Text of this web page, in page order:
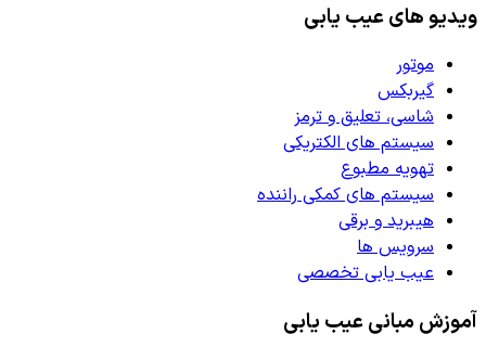
ویدیو های عیب یابی
موتور
گیربکس
شاسی، تعلیق و ترمز
سیستم های الکتریکی
تهویه مطبوع
سیستم های کمکی راننده
هیبرید و برقی
سرویس ها
عیب یابی تخصصی
آموزش مبانی عیب یابی